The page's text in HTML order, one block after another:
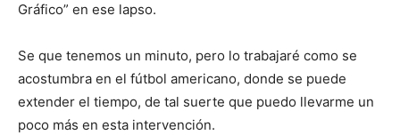
Gráfico” en ese lapso.
Se que tenemos un minuto, pero lo trabajaré como se
acostumbra en el fútbol americano, donde se puede
extender el tiempo, de tal suerte que puedo llevarme un
poco más en esta intervención.